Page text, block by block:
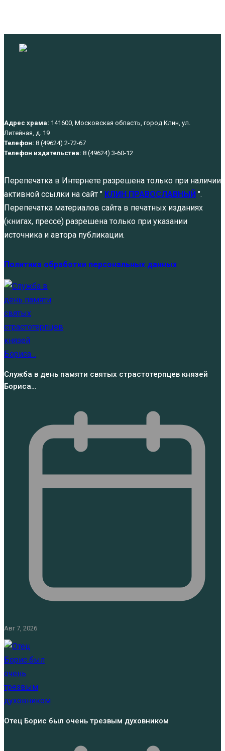
Адрес храма: 141600, Московская область, город Клин, ул.
Литейная, д. 19
Телефон: 8 (49624) 2-72-67
Телефон издательства: 8 (49624) 3-60-12
Перепечатка в Интернете разрешена только при наличии
активной ссылки на сайт " КЛИН ПРАВОСЛАВНЫЙ ".
Перепечатка материалов сайта в печатных изданиях
(книгах, прессе) разрешена только при указании
источника и автора публикации.
Политика обработки персональных данных
Служба в день памяти святых страстотерпцев князей
Бориса…
Авг 7, 2026
Отец Борис был очень трезвым духовником